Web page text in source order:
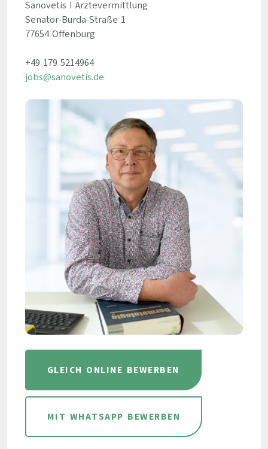
Sanovetis I Ärztevermittlung
Senator-Burda-Straße 1
77654 Offenburg
+49 179 5214964
jobs@sanovetis.de
GLEICH ONLINE BEWERBEN
MIT WHATSAPP BEWERBEN